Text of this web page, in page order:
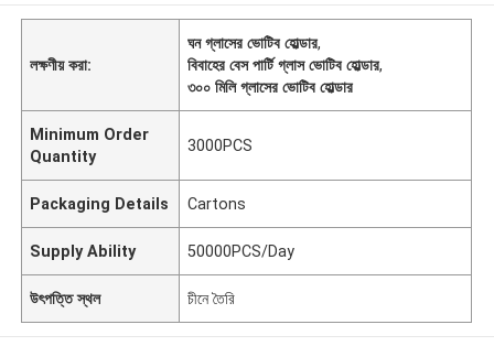
লক্ষণীয় করা:
ঘন গ্লাসের ভোটিব হোল্ডার,
বিবাহের বেস পার্টি গ্লাস ভোটিব হোল্ডার,
৩০০ মিলি গ্লাসের ভোটিব হোল্ডার
Minimum Order
Quantity
3000PCS
Packaging Details Cartons
Supply Ability 50000PCS/Day
উৎপত্তি স্থল চীনে তৈরি